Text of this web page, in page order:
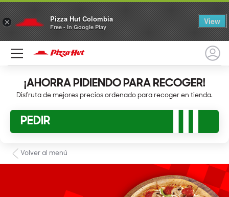
× Pizza Hut Colombia
Free - In Google Play
View
¡AHORRA PIDIENDO PARA RECOGER!
Disfruta de mejores precios ordenado para recoger en tienda.
PEDIR
Volver al menú